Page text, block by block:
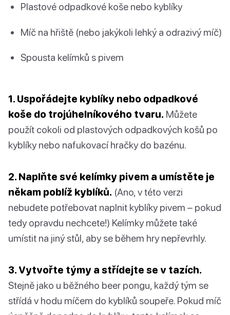
Plastové odpadkové koše nebo kyblíky
Míč na hřiště (nebo jakýkoli lehký a odrazivý míč)
Spousta kelímků s pivem
1. Uspořádejte kyblíky nebo odpadkové
koše do trojúhelníkového tvaru. Můžete
použít cokoli od plastových odpadkových košů po
kyblíky nebo nafukovací hračky do bazénu.
2. Naplňte své kelímky pivem a umístěte je
někam poblíž kyblíků. (Ano, v této verzi
nebudete potřebovat naplnit kyblíky pivem – pokud
tedy opravdu nechcete!) Kelímky můžete také
umístit na jiný stůl, aby se během hry nepřevrhly.
3. Vytvořte týmy a střídejte se v tazích.
Stejně jako u běžného beer pongu, každý tým se
střídá v hodu míčem do kyblíků soupeře. Pokud míč